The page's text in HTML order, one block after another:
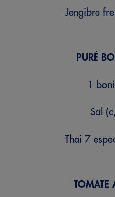
Jengibre
PURÉ
1
Sal
Thai 7
TOMATE